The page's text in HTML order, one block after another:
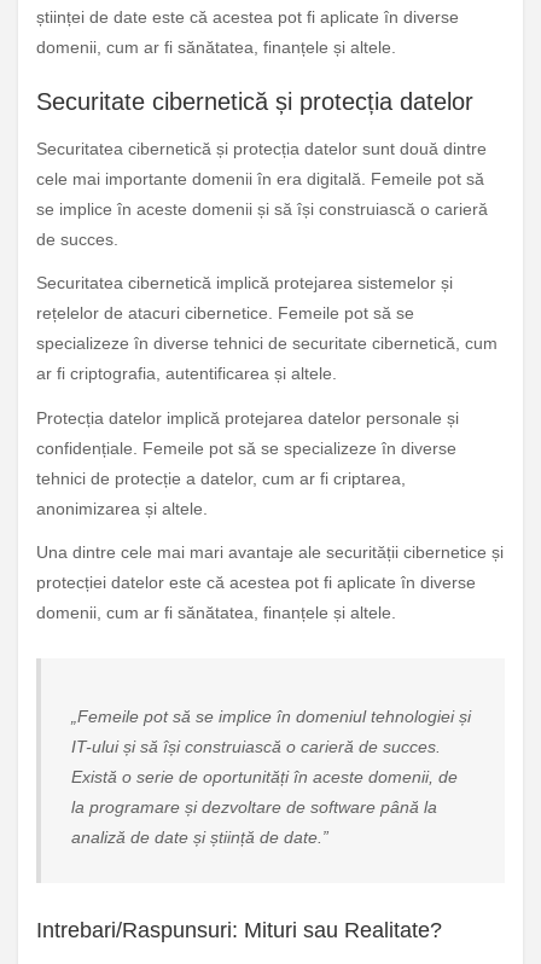
științei de date este că acestea pot fi aplicate în diverse
domenii, cum ar fi sănătatea, finanțele și altele.
Securitate cibernetică și protecția datelor
Securitatea cibernetică și protecția datelor sunt două dintre
cele mai importante domenii în era digitală. Femeile pot să
se implice în aceste domenii și să își construiască o carieră
de succes.
Securitatea cibernetică implică protejarea sistemelor și
rețelelor de atacuri cibernetice. Femeile pot să se
specializeze în diverse tehnici de securitate cibernetică, cum
ar fi criptografia, autentificarea și altele.
Protecția datelor implică protejarea datelor personale și
confidențiale. Femeile pot să se specializeze în diverse
tehnici de protecție a datelor, cum ar fi criptarea,
anonimizarea și altele.
Una dintre cele mai mari avantaje ale securității cibernetice și
protecției datelor este că acestea pot fi aplicate în diverse
domenii, cum ar fi sănătatea, finanțele și altele.
„Femeile pot să se implice în domeniul tehnologiei și
IT-ului și să își construiască o carieră de succes.
Există o serie de oportunități în aceste domenii, de
la programare și dezvoltare de software până la
analiză de date și știință de date.”
Intrebari/Raspunsuri: Mituri sau Realitate?